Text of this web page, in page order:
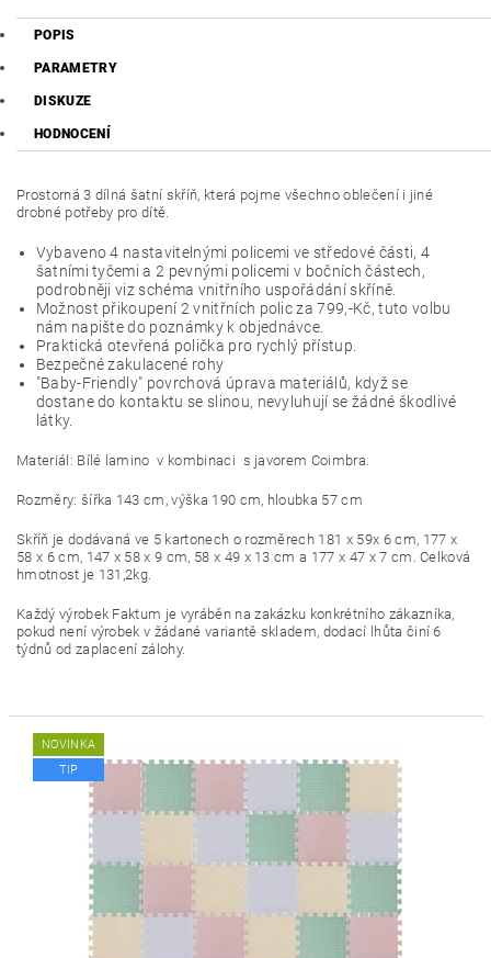
POPIS
PARAMETRY
DISKUZE
HODNOCENÍ
Prostorná 3 dílná šatní skříň, která pojme všechno oblečení i jiné
drobné potřeby pro dítě.
Vybaveno 4 nastavitelnými policemi ve středové části, 4
šatními tyčemi a 2 pevnými policemi v bočních částech,
podrobněji viz schéma vnitřního uspořádání skříně.
Možnost přikoupení 2 vnitřních polic za 799,-Kč, tuto volbu
nám napište do poznámky k objednávce.
Praktická otevřená polička pro rychlý přístup.
Bezpečné zakulacené rohy
"Baby-Friendly" povrchová úprava materiálů, když se
dostane do kontaktu se slinou, nevyluhují se žádné škodlivé
látky.
Materiál: Bílé lamino v kombinaci s javorem Coimbra.
Rozměry: šířka 143 cm, výška 190 cm, hloubka 57 cm
Skříň je dodávaná ve 5 kartonech o rozměrech 181 x 59x 6 cm, 177 x
58 x 6 cm, 147 x 58 x 9 cm, 58 x 49 x 13 cm a 177 x 47 x 7 cm. Celková
hmotnost je 131,2kg.
Každý výrobek Faktum je vyráběn na zakázku konkrétního zákazníka,
pokud není výrobek v žádané variantě skladem, dodací lhůta činí 6
týdnů od zaplacení zálohy.
NOVINKA
TIP